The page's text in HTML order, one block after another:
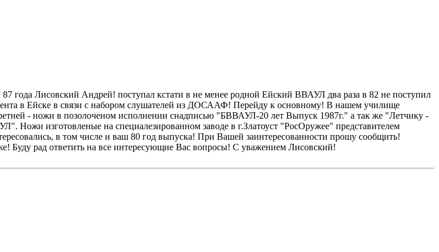
года Лисовский Андрей! поступал кстати в не менее родной Ейский ВВАУЛ два раза в 82 не поступил
в Ейске в связи с набором слушателей из ДОСААФ! Перейду к основному! В нашем училище
- ножи в позолоченом исполнении снадписью "БВВАУЛ-20 лет Выпуск 1987г." а так же "Летчику -
Ножи изготовленые на специалезированном заводе в г.Златоуст "РосОружее" представителем
в том числе и ваш 80 год выпуска! При Вашей заинтересованности прошу сообщить!
Буду рад ответить на все интересующие Вас вопросы! С уважением Лисовский!